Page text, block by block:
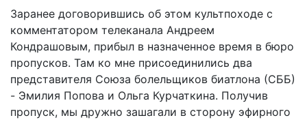
Заранее договорившись об этом культпоходе с
комментатором телеканала Андреем
Кондрашовым, прибыл в назначенное время в бюро
пропусков. Там ко мне присоединились два
представителя Союза болельщиков биатлона (СББ)
- Эмилия Попова и Ольга Курчаткина. Получив
пропуск, мы дружно зашагали в сторону эфирного